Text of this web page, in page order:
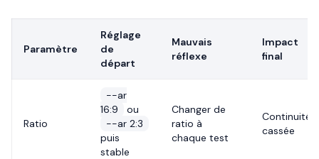
Paramètre
Réglage
de
départ
Mauvais
réflexe
Impact
final
Ratio
--ar
16:9
ou
--ar 2:3
puis
stable
Changer de
ratio à
chaque test
Continuité
cassée